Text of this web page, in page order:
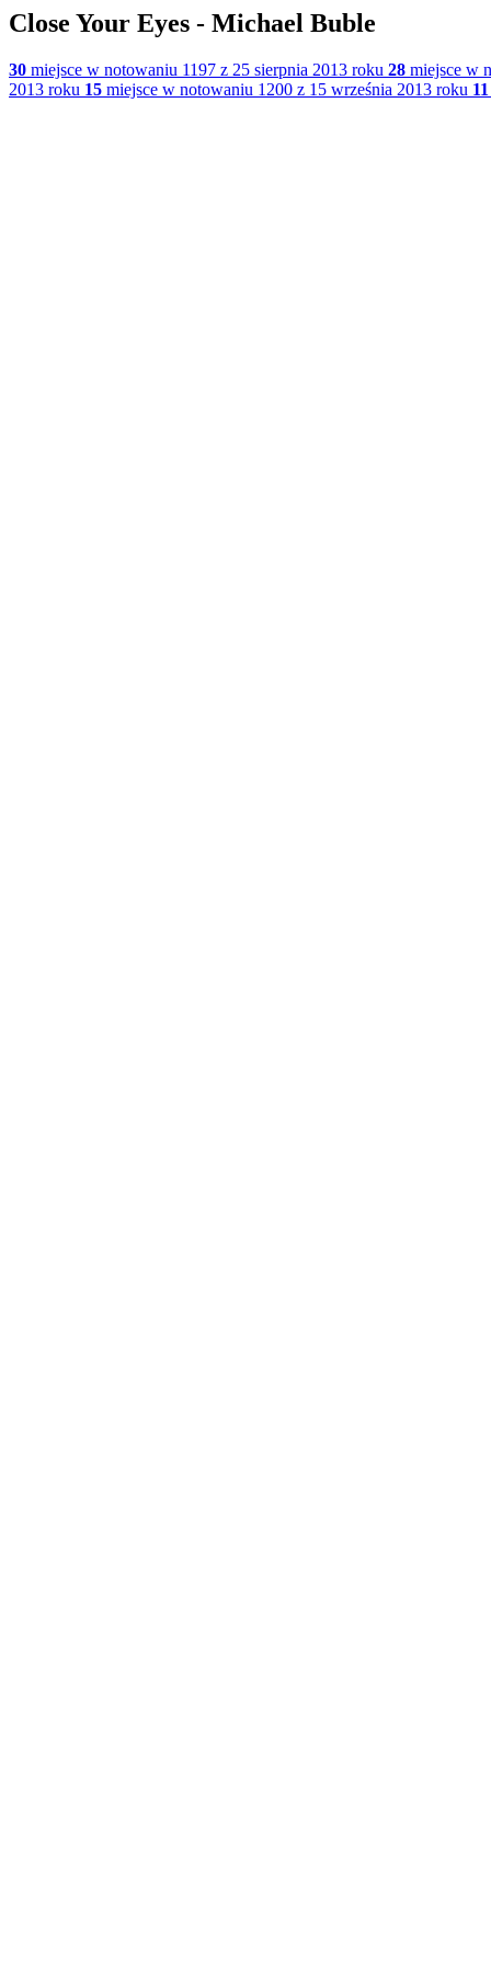
Close Your Eyes - Michael Buble
30 miejsce w notowaniu 1197 z 25 sierpnia 2013 roku 28 miejsce w
2013 roku 15 miejsce w notowaniu 1200 z 15 września 2013 roku 11